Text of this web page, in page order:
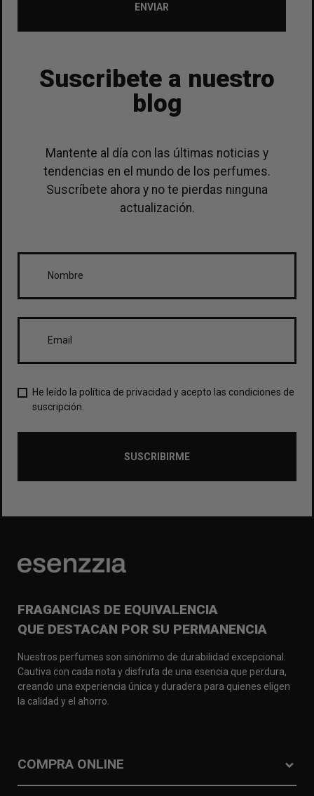
ENVIAR
Suscribete a nuestro
blog
Mantente al día con las últimas noticias y
tendencias en el mundo de los perfumes.
Suscríbete ahora y no te pierdas ninguna
actualización.
He leído la política de privacidad y acepto las condiciones de
suscripción.
SUSCRIBIRME
FRAGANCIAS DE EQUIVALENCIA
QUE DESTACAN POR SU PERMANENCIA
Nuestros perfumes son sinónimo de durabilidad excepcional.
Cautiva con cada nota y disfruta de una esencia que perdura,
creando una experiencia única y duradera para quienes eligen
la calidad y el ahorro.
COMPRA ONLINE